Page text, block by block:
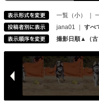
一覧（小）
jana01
すべ
撮影日順▲（古